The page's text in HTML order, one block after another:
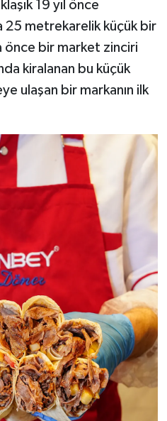
19 yıl önce
25 metrekarelik küçük bir
önce bir market zinciri
kiralanan bu küçük
ulaşan bir markanın ilk